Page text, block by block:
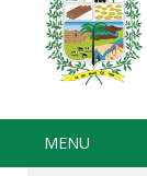
MENU